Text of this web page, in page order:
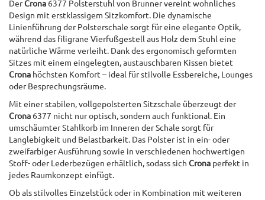
DerCrona 6377 Polsterstuhl von Brunner vereint wohnliches
Design mit erstklassigem Sitzkomfort. Die dynamische
Linienführung der Polsterschale sorgt für eine elegante Optik,
während das filigrane Vierfußgestell aus Holz dem Stuhl eine
natürliche Wärme verleiht. Dank des ergonomisch geformten
Sitzes mit einem eingelegten, austauschbaren Kissen bietet
Crona höchsten Komfort – ideal für stilvolle Essbereiche, Lounges
oder Besprechungsräume.
Mit einer stabilen, vollgepolsterten Sitzschale überzeugt der
Crona 6377 nicht nur optisch, sondern auch funktional. Ein
umschäumter Stahlkorb im Inneren der Schale sorgt für
Langlebigkeit und Belastbarkeit. Das Polster ist in ein- oder
zweifarbiger Ausführung sowie in verschiedenen hochwertigen
Stoff- oder Lederbezügen erhältlich, sodass sich Crona perfekt in
jedes Raumkonzept einfügt.
Ob als stilvolles Einzelstück oder in Kombination mit weiteren